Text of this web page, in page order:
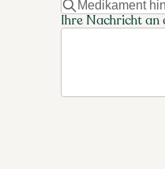
Ihre Nachricht an